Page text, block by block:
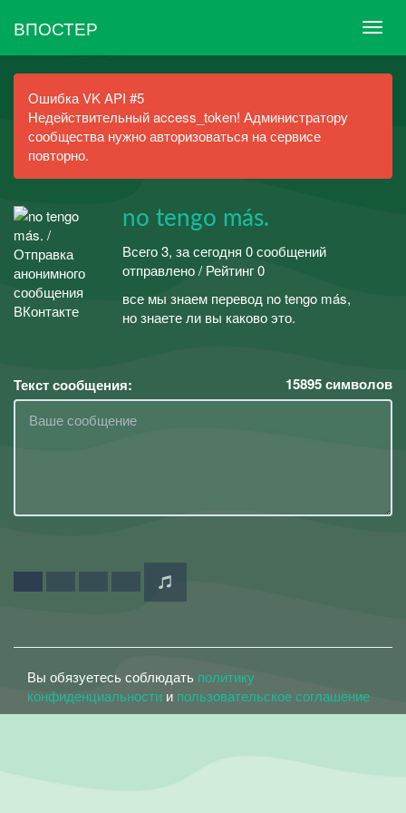
ВПОСТЕР
Ошибка VK API #5
Недействительный access_token! Администратору
сообщества нужно авторизоваться на сервисе
повторно.
no tengo más.
Всего 3, за сегодня 0 сообщений
отправлено / Рейтинг 0
все мы знаем перевод no tengo más,
но знаете ли вы каково это.
Текст сообщения: 15895символов
Вы обязуетесь соблюдать политику
конфиденциальности и пользовательское соглашение